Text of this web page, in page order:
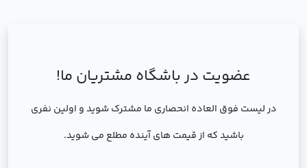
عضویت در باشگاه مشتریان ما!
در لیست فوق العاده انحصاری ما مشترک شوید و اولین نفری
باشید که از قیمت های آینده مطلع می شوید.